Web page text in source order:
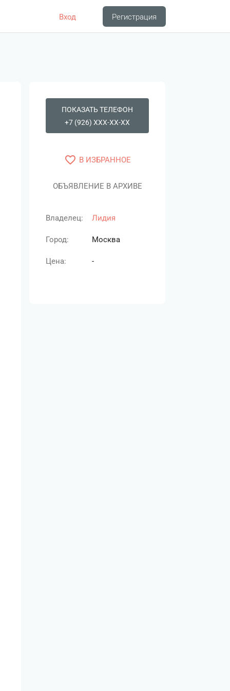
Вход Регистрация
ПОКАЗАТЬ ТЕЛЕФОН
+7 (926) XXX-XX-XX
favorite_border В ИЗБРАННОЕ
ОБЪЯВЛЕНИЕ В АРХИВЕ
Владелец: Лидия
Город: Москва
Цена: -